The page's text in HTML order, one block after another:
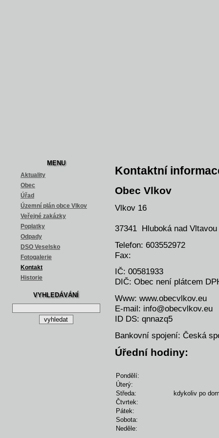
MENU
Aktuality
Obec
Úřad
Územní plán obce Vlkov
Veřejné zakázky
Poplatky
Odpady
DSO Veselsko
Fotogalerie
Kontakt
Historie
VYHLEDÁVÁNÍ
Kontaktní
Obec Vlkov
Vlkov 16
37341 Hluboká nad Vltavou
Telefon: 603552972
Fax:
IČ: 00581933
DIČ: Obec není plátcem
Www: www.obecvlkov.eu
E-mail: info@obecvlkov.eu
ID DS: qnnazq5
Bankovní spojení: Česká
Úřední hodiny:
Pondělí:
Úterý:
Středa:
kdykoliv po
Čtvrtek:
Pátek:
Sobota:
Neděle: